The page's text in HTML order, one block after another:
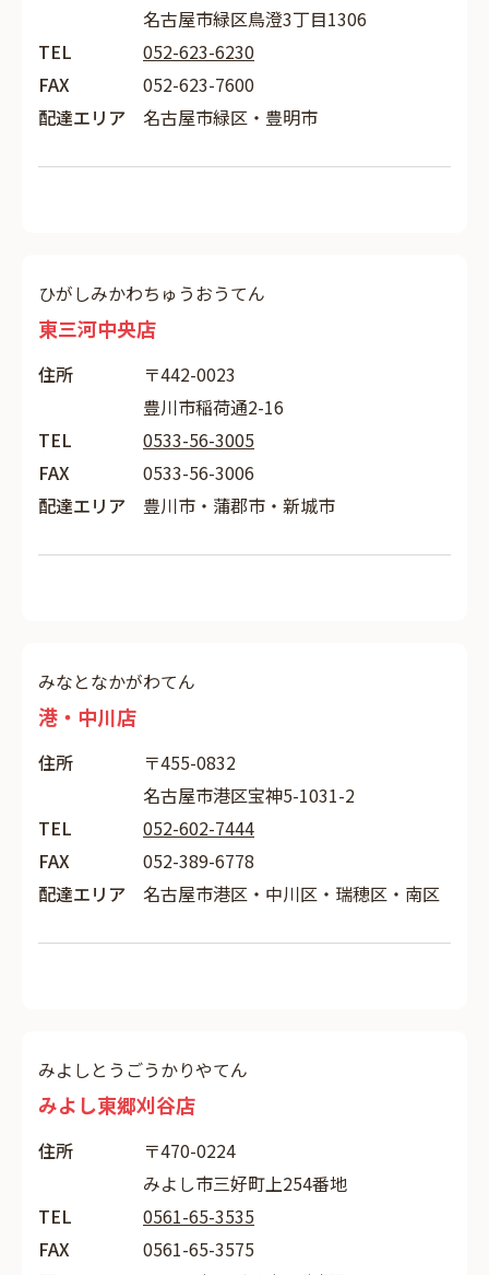
名古屋市緑区鳥澄3丁目1306
TEL
052-623-6230
FAX
052-623-7600
配達エリア
名古屋市緑区・豊明市
ひがしみかわちゅうおうてん
東三河中央店
住所
〒442-0023
豊川市稲荷通2-16
TEL
0533-56-3005
FAX
0533-56-3006
配達エリア
豊川市・蒲郡市・新城市
みなとなかがわてん
港・中川店
住所
〒455-0832
名古屋市港区宝神5-1031-2
TEL
052-602-7444
FAX
052-389-6778
配達エリア
名古屋市港区・中川区・瑞穂区・南区
みよしとうごうかりやてん
みよし東郷刈谷店
住所
〒470-0224
みよし市三好町上254番地
TEL
0561-65-3535
FAX
0561-65-3575